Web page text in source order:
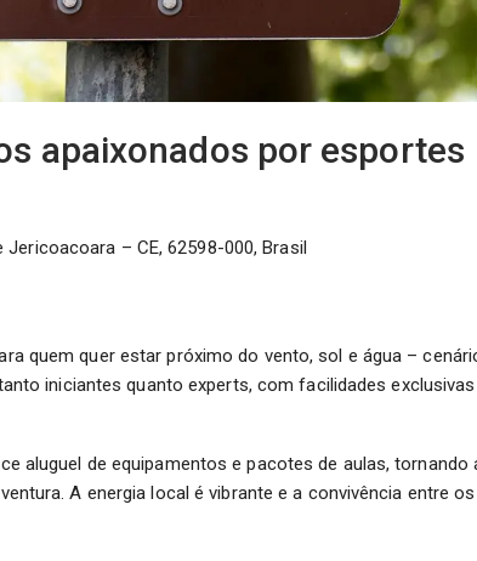
apaixonados por esportes
– CE, 62598-000, Brasil
quem quer estar próximo do vento, sol e água –
iniciantes quanto experts, com facilidades
aluguel de equipamentos e pacotes de aulas, tornando
A energia local é vibrante e a convivência entre